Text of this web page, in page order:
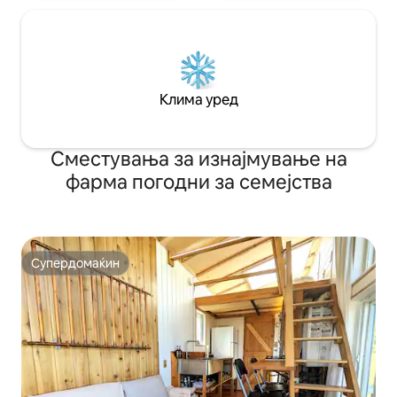
Клима уред
Сместувања за изнајмување на
фарма погодни за семејства
Супердомаќин
Супердомаќин